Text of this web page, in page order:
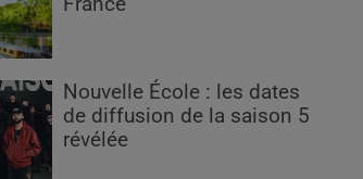
Nouvelle École : les dates
de diffusion de la saison 5
révélée